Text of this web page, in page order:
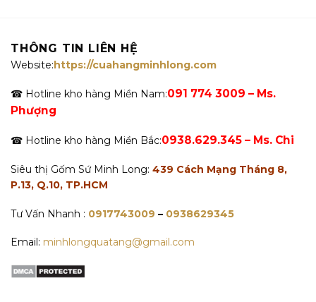
THÔNG TIN LIÊN HỆ
Website:https://cuahangminhlong.com
☎ Hotline kho hàng Miền Nam:091 774 3009 – Ms.
Phượng
☎ Hotline kho hàng Miền Bắc:0938.629.345 – Ms. Chi
Siêu thị Gốm Sứ Minh Long: 439 Cách Mạng Tháng 8,
P.13, Q.10, TP.HCM
Tư Vấn Nhanh : 0917743009 – 0938629345
Email: minhlongquatang@gmail.com